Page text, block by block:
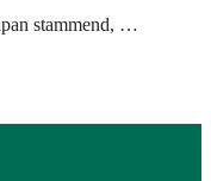
stammend, …